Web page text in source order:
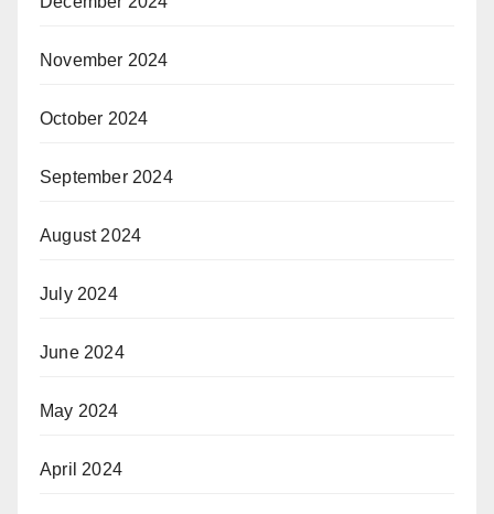
November 2024
October 2024
September 2024
August 2024
July 2024
June 2024
May 2024
April 2024